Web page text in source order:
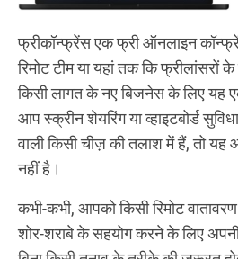
फ्रीकॉन्फ्रेंस एक फ्री ऑनलाइन
रिमोट टीम या यहां तक कि फ्रीलांसरों के
किसी लागत के नए बिजनेस के लिए यह
आप स्क्रीन शेयरिंग या व्हाइटबोर्ड
वाली किसी चीज़ की तलाश में हैं, तो यह
नहीं है।
कभी-कभी, आपको किसी रिमोट
शोर-शराबे के सहयोग करने के लिए